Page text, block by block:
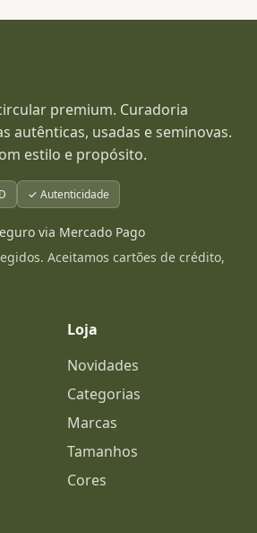
premium. Curadoria
autênticas, usadas e seminovas.
estilo e propósito.
✓ Autenticidade
via Mercado Pago
Aceitamos cartões de crédito,
Loja
Novidades
Categorias
Marcas
Tamanhos
Cores